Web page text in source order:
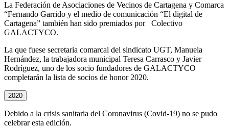
La Federación de Asociaciones de Vecinos de Cartagena y Comarca
“Fernando Garrido y el medio de comunicación “El digital de
Cartagena” también han sido premiados por Colectivo
GALACTYCO.
La que fuese secretaria comarcal del sindicato UGT, Manuela
Hernández, la trabajadora municipal Teresa Carrasco y Javier
Rodríguez, uno de los socio fundadores de GALACTYCO
completarán la lista de socios de honor 2020.
2020
Debido a la crisis sanitaria del Coronavirus (Covid-19) no se pudo
celebrar esta edición.